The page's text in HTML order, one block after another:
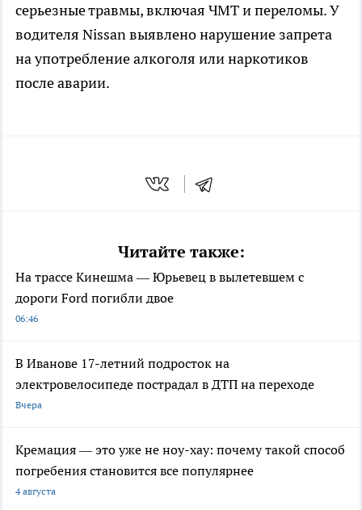
серьезные травмы, включая ЧМТ и переломы. У
водителя Nissan выявлено нарушение запрета
на употребление алкоголя или наркотиков
после аварии.
Читайте также:
На трассе Кинешма — Юрьевец в вылетевшем с
дороги Ford погибли двое
06:46
В Иванове 17-летний подросток на
электровелосипеде пострадал в ДТП на переходе
Вчера
Кремация — это уже не ноу-хау: почему такой способ
погребения становится все популярнее
4 августа